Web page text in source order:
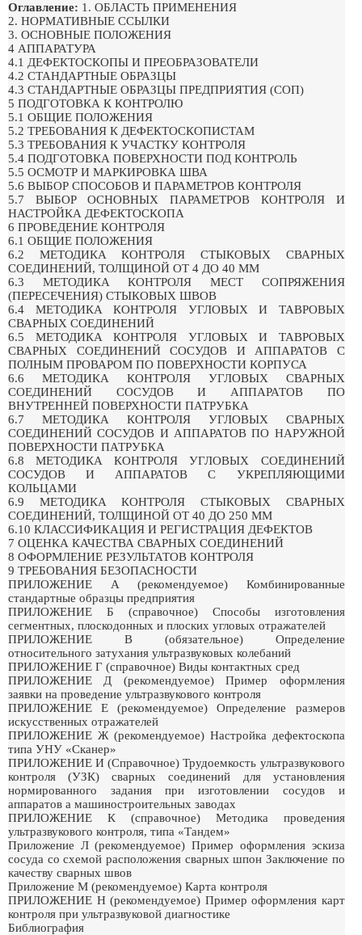
Оглавление: 1. ОБЛАСТЬ ПРИМЕНЕНИЯ
2. НОРМАТИВНЫЕ ССЫЛКИ
3. ОСНОВНЫЕ ПОЛОЖЕНИЯ
4 АППАРАТУРА
4.1 ДЕФЕКТОСКОПЫ И ПРЕОБРАЗОВАТЕЛИ
4.2 СТАНДАРТНЫЕ ОБРАЗЦЫ
4.3 СТАНДАРТНЫЕ ОБРАЗЦЫ ПРЕДПРИЯТИЯ (СОП)
5 ПОДГОТОВКА К КОНТРОЛЮ
5.1 ОБЩИЕ ПОЛОЖЕНИЯ
5.2 ТРЕБОВАНИЯ К ДЕФЕКТОСКОПИСТАМ
5.3 ТРЕБОВАНИЯ К УЧАСТКУ КОНТРОЛЯ
5.4 ПОДГОТОВКА ПОВЕРХНОСТИ ПОД КОНТРОЛЬ
5.5 ОСМОТР И МАРКИРОВКА ШВА
5.6 ВЫБОР СПОСОБОВ И ПАРАМЕТРОВ КОНТРОЛЯ
5.7 ВЫБОР ОСНОВНЫХ ПАРАМЕТРОВ КОНТРОЛЯ И
НАСТРОЙКА ДЕФЕКТОСКОПА
6 ПРОВЕДЕНИЕ КОНТРОЛЯ
6.1 ОБЩИЕ ПОЛОЖЕНИЯ
6.2 МЕТОДИКА КОНТРОЛЯ СТЫКОВЫХ СВАРНЫХ
СОЕДИНЕНИЙ, ТОЛЩИНОЙ ОТ 4 ДО 40 ММ
6.3 МЕТОДИКА КОНТРОЛЯ МЕСТ СОПРЯЖЕНИЯ
(ПЕРЕСЕЧЕНИЯ) СТЫКОВЫХ ШВОВ
6.4 МЕТОДИКА КОНТРОЛЯ УГЛОВЫХ И ТАВРОВЫХ
СВАРНЫХ СОЕДИНЕНИЙ
6.5 МЕТОДИКА КОНТРОЛЯ УГЛОВЫХ И ТАВРОВЫХ
СВАРНЫХ СОЕДИНЕНИЙ СОСУДОВ И АППАРАТОВ С
ПОЛНЫМ ПРОВАРОМ ПО ПОВЕРХНОСТИ КОРПУСА
6.6 МЕТОДИКА КОНТРОЛЯ УГЛОВЫХ СВАРНЫХ
СОЕДИНЕНИЙ СОСУДОВ И АППАРАТОВ ПО
ВНУТРЕННЕЙ ПОВЕРХНОСТИ ПАТРУБКА
6.7 МЕТОДИКА КОНТРОЛЯ УГЛОВЫХ СВАРНЫХ
СОЕДИНЕНИЙ СОСУДОВ И АППАРАТОВ ПО НАРУЖНОЙ
ПОВЕРХНОСТИ ПАТРУБКА
6.8 МЕТОДИКА КОНТРОЛЯ УГЛОВЫХ СОЕДИНЕНИЙ
СОСУДОВ И АППАРАТОВ С УКРЕПЛЯЮЩИМИ
КОЛЬЦАМИ
6.9 МЕТОДИКА КОНТРОЛЯ СТЫКОВЫХ СВАРНЫХ
СОЕДИНЕНИЙ, ТОЛЩИНОЙ ОТ 40 ДО 250 ММ
6.10 КЛАССИФИКАЦИЯ И РЕГИСТРАЦИЯ ДЕФЕКТОВ
7 ОЦЕНКА КАЧЕСТВА СВАРНЫХ СОЕДИНЕНИЙ
8 ОФОРМЛЕНИЕ РЕЗУЛЬТАТОВ КОНТРОЛЯ
9 ТРЕБОВАНИЯ БЕЗОПАСНОСТИ
ПРИЛОЖЕНИЕ А (рекомендуемое) Комбинированные
стандартные образцы предприятия
ПРИЛОЖЕНИЕ Б (справочное) Способы изготовления
сегментных, плоскодонных и плоских угловых отражателей
ПРИЛОЖЕНИЕ В (обязательное) Определение
относительного затухания ультразвуковых колебаний
ПРИЛОЖЕНИЕ Г (справочное) Виды контактных сред
ПРИЛОЖЕНИЕ Д (рекомендуемое) Пример оформления
заявки на проведение ультразвукового контроля
ПРИЛОЖЕНИЕ Е (рекомендуемое) Определение размеров
искусственных отражателей
ПРИЛОЖЕНИЕ Ж (рекомендуемое) Настройка дефектоскопа
типа УНУ «Сканер»
ПРИЛОЖЕНИЕ И (Справочное) Трудоемкость ультразвукового
контроля (УЗК) сварных соединений для установления
нормированного задания при изготовлении сосудов и
аппаратов а машиностроительных заводах
ПРИЛОЖЕНИЕ К (справочное) Методика проведения
ультразвукового контроля, типа «Тандем»
Приложение Л (рекомендуемое) Пример оформления эскиза
сосуда со схемой расположения сварных шпон Заключение по
качеству сварных швов
Приложение М (рекомендуемое) Карта контроля
ПРИЛОЖЕНИЕ Н (рекомендуемое) Пример оформления карт
контроля при ультразвуковой диагностике
Библиография